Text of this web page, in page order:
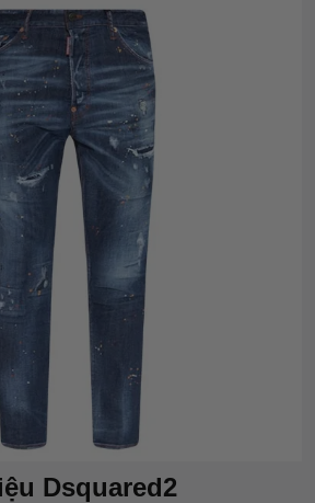
Dsquared2